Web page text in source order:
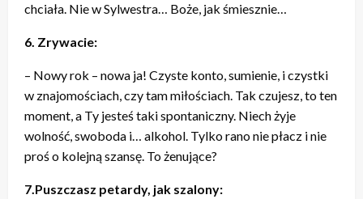
chciała. Nie w Sylwestra… Boże, jak śmiesznie…
6. Zrywacie:
– Nowy rok – nowa ja! Czyste konto, sumienie, i czystki
w znajomościach, czy tam miłościach. Tak czujesz, to ten
moment, a Ty jesteś taki spontaniczny. Niech żyje
wolność, swoboda i… alkohol. Tylko rano nie płacz i nie
proś o kolejną szansę. To żenujące?
7.Puszczasz petardy, jak szalony: